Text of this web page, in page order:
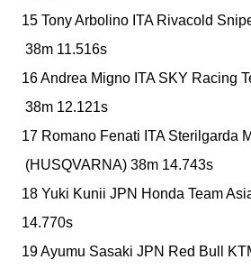
15 Tony Arbolino ITA Rivacold
38m 11.516s
16 Andrea Migno ITA SKY Racing
38m 12.121s
17 Romano Fenati ITA Sterilgarda
(HUSQVARNA) 38m 14.743s
18 Yuki Kunii JPN Honda Team
14.770s
19 Ayumu Sasaki JPN Red Bull